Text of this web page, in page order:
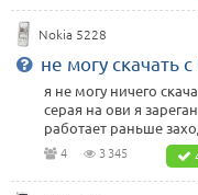
Nokia 5228
не могу скачать с
я не могу ничего
серая на ови я
работает раньше
4 3 345